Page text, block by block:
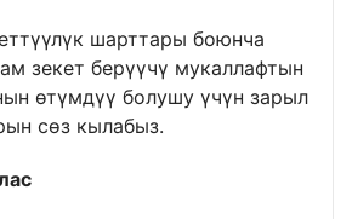
шарттары боюнча
зекет берүүчү мукаллафтын
өтүмдүү болушу үчүн зарыл
сөз кылабыз.